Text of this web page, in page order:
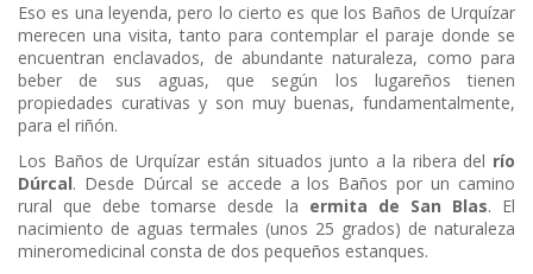
Eso es una leyenda, pero lo cierto es que los Baños de Urquízar
merecen una visita, tanto para contemplar el paraje donde se
encuentran enclavados, de abundante naturaleza, como para
beber de sus aguas, que según los lugareños tienen
propiedades curativas y son muy buenas, fundamentalmente,
para el riñón.
Los Baños de Urquízar están situados junto a la ribera del río
Dúrcal. Desde Dúrcal se accede a los Baños por un camino
rural que debe tomarse desde la ermita de San Blas. El
nacimiento de aguas termales (unos 25 grados) de naturaleza
mineromedicinal consta de dos pequeños estanques.